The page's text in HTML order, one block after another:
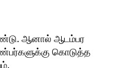
ஆனால் ஆடம்பர
கொடுத்த